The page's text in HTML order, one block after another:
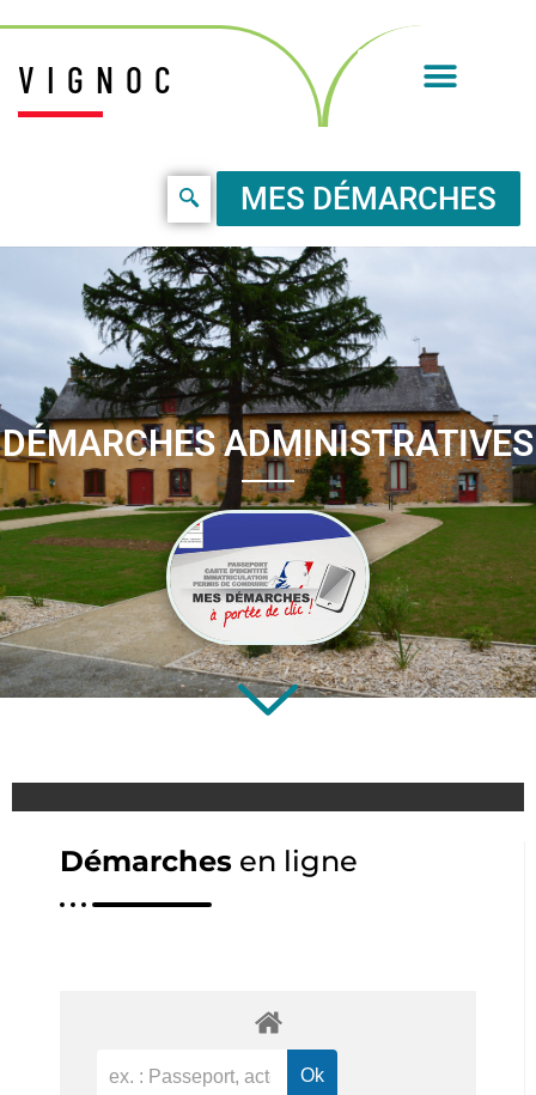
VIGNOC
MES DÉMARCHES
DÉMARCHES ADMINISTRATIVES
Démarches en ligne